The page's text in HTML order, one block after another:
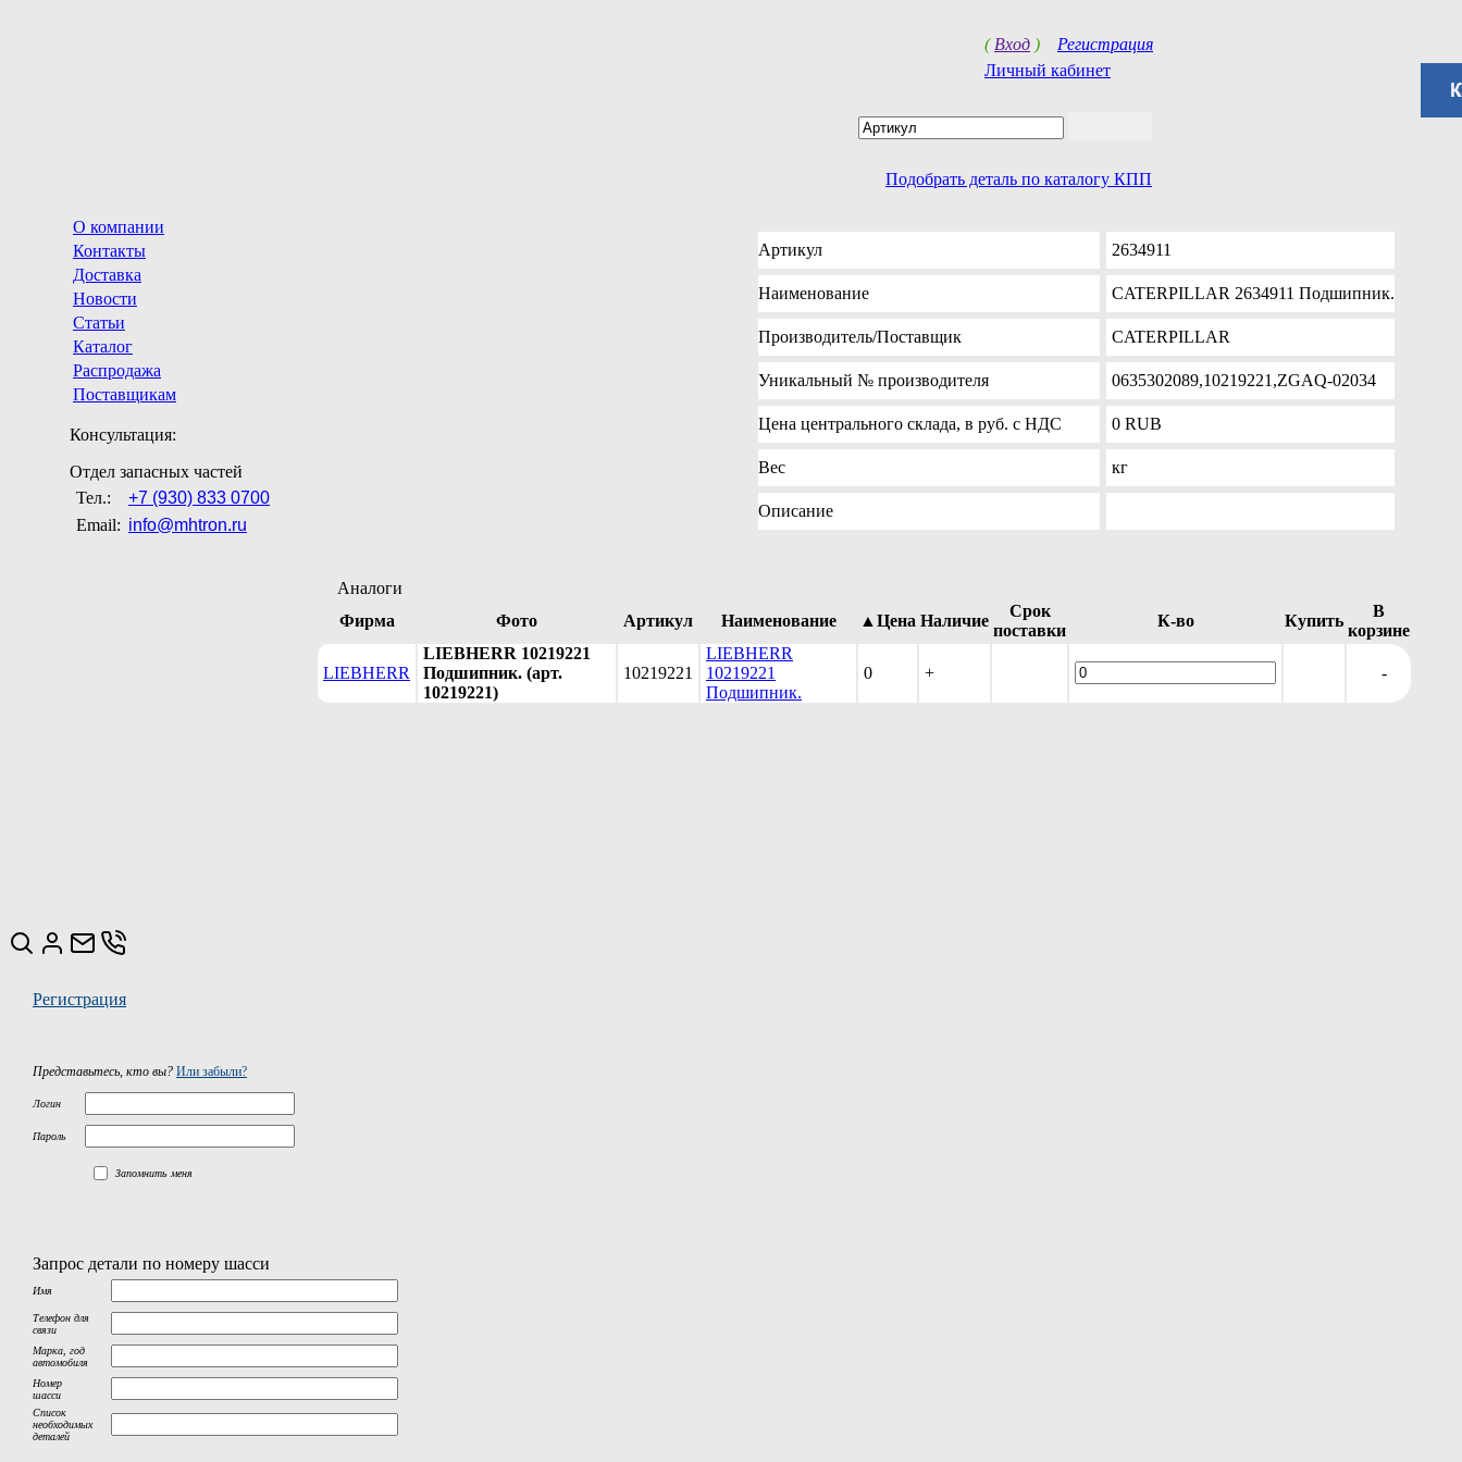
( Вход ) Регистрация
Личный кабинет
Подобрать деталь по каталогу КПП
О компании
Контакты
Доставка
Новости
Статьи
Каталог
Распродажа
Поставщикам
Консультация:
Отдел запасных частей
Тел.:
+7 (930) 833 0700
Email: info@mhtron.ru
Артикул 2634911
Наименование CATERPILLAR 2634911 Подшипник.
Производитель/Поставщик CATERPILLAR
Уникальный № производителя 0635302089,10219221,ZGAQ-02034
Цена центрального склада, в руб. с НДС 0 RUB
Вес кг
Описание
Аналоги
Фирма
Фото Артикул Наименование ▲Цена Наличие
Срок
поставки
К-во Купить
В
корзине
LIEBHERR
LIEBHERR 10219221
Подшипник. (арт.
10219221)
10219221
LIEBHERR
10219221
Подшипник.
0 + -
Регистрация
Представьтесь, кто вы? Или забыли?
Логин
Пароль
Запомнить меня
Запрос детали по номеру шасси
Имя
Телефон для
связи
Марка, год
автомобиля
Номер
шасси
Список
необходимых
деталей